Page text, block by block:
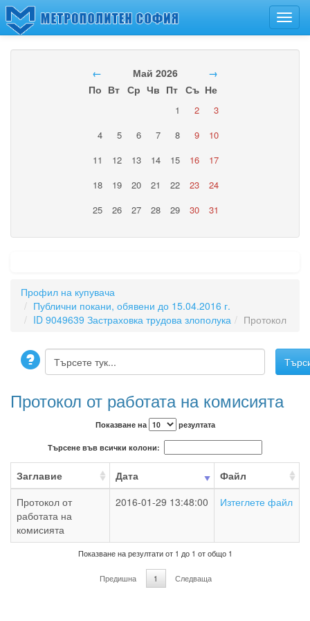
← Май 2026
→
По Вт Ср Чв Пт Съ Не
1 2
3
4
5 6 7 8 9
10
11
12 13 14 15 16
17
18
19 20 21 22 23
24
25
26 27 28 29 30 31
Профил на купувача
Публични покани, обявени до 15.04.2016 г.
ID 9049639 Застраховка трудова злополука
Протокол
Протокол от работата на комисията
Показване на резултата
Търсене във всички колони:
Заглавие Дата
Файл
Протокол от
работата на
комисията
2016-01-29 13:48:00 Изтеглете файл
Показване на резултати от 1 до 1 от общо 1
Предишна 1 Следваща